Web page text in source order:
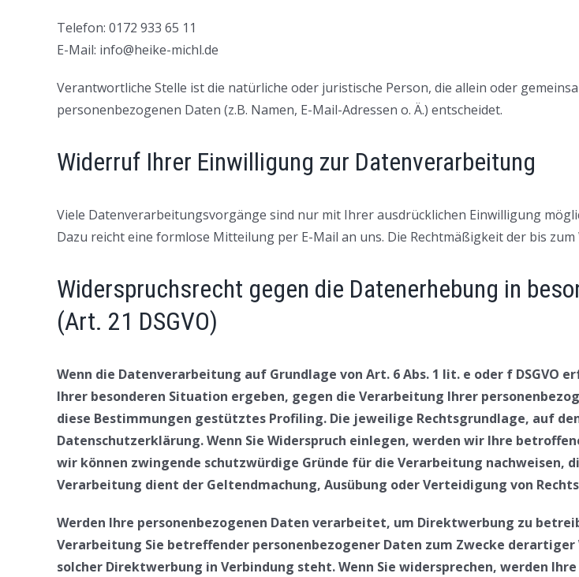
Telefon: 0172 933 65 11
E-Mail: info@heike-michl.de
Verantwortliche Stelle ist die natürliche oder juristische Person, die allein oder
personenbezogenen Daten (z.B. Namen, E-Mail-Adressen o. Ä.) entscheidet.
Widerruf Ihrer Einwilligung zur Datenverarbeitung
Viele Datenverarbeitungsvorgänge sind nur mit Ihrer ausdrücklichen Einwilligung
Dazu reicht eine formlose Mitteilung per E-Mail an uns. Die Rechtmäßigkeit der bis
Widerspruchsrecht gegen die Datenerhebung in
(Art. 21 DSGVO)
Wenn die Datenverarbeitung auf Grundlage von Art. 6 Abs. 1 lit. e oder f DSGVO
Ihrer besonderen Situation ergeben, gegen die Verarbeitung Ihrer
diese Bestimmungen gestütztes Profiling. Die jeweilige Rechtsgrundlage, auf
Datenschutzerklärung. Wenn Sie Widerspruch einlegen, werden wir Ihre
wir können zwingende schutzwürdige Gründe für die Verarbeitung nachweisen,
Verarbeitung dient der Geltendmachung, Ausübung oder Verteidigung von
Werden Ihre personenbezogenen Daten verarbeitet, um Direktwerbung zu
Verarbeitung Sie betreffender personenbezogener Daten zum Zwecke
solcher Direktwerbung in Verbindung steht. Wenn Sie widersprechen, werden